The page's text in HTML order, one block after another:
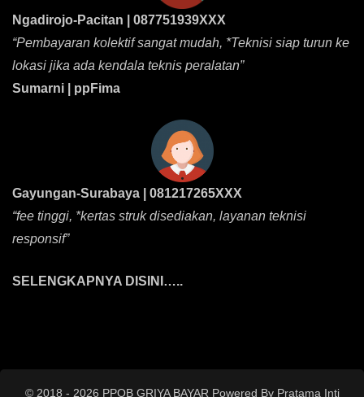
Ngadirojo-Pacitan | 087751939XXX
“Pembayaran kolektif sangat mudah, *Teknisi siap turun ke
lokasi jika ada kendala teknis peralatan”
Sumarni | ppFima
Gayungan-Surabaya | 081217265XXX
“fee tinggi, *kertas struk disediakan, layanan teknisi
responsif”
SELENGKAPNYA DISINI…..
© 2018 - 2026 PPOB GRIYA BAYAR Powered By Pratama Inti